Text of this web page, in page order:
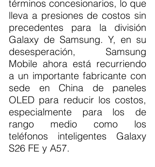
términos concesionarios, lo que
lleva a presiones de costos sin
precedentes para la división
Galaxy de Samsung. Y, en su
desesperación, Samsung
Mobile ahora está recurriendo
a un importante fabricante con
sede en China de paneles
OLED para reducir los costos,
especialmente para los de
rango medio como los
teléfonos inteligentes Galaxy
S26 FE y A57.